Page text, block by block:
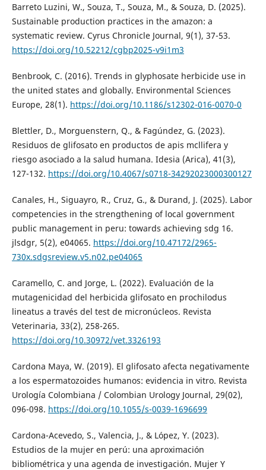
Barreto Luzini, W., Souza, T., Souza, M., & Souza, D. (2025).
Sustainable production practices in the amazon: a
systematic review. Cyrus Chronicle Journal, 9(1), 37-53.
https://doi.org/10.52212/cgbp2025-v9i1m3
Benbrook, C. (2016). Trends in glyphosate herbicide use in
the united states and globally. Environmental Sciences
Europe, 28(1). https://doi.org/10.1186/s12302-016-0070-0
Blettler, D., Morguenstern, Q., & Fagúndez, G. (2023).
Residuos de glifosato en productos de apis mcllifera y
riesgo asociado a la salud humana. Idesia (Arica), 41(3),
127-132. https://doi.org/10.4067/s0718-34292023000300127
Canales, H., Siguayro, R., Cruz, G., & Durand, J. (2025). Labor
competencies in the strengthening of local government
public management in peru: towards achieving sdg 16.
jlsdgr, 5(2), e04065. https://doi.org/10.47172/2965-
730x.sdgsreview.v5.n02.pe04065
Caramello, C. and Jorge, L. (2022). Evaluación de la
mutagenicidad del herbicida glifosato en prochilodus
lineatus a través del test de micronúcleos. Revista
Veterinaria, 33(2), 258-265.
https://doi.org/10.30972/vet.3326193
Cardona Maya, W. (2019). El glifosato afecta negativamente
a los espermatozoides humanos: evidencia in vitro. Revista
Urología Colombiana / Colombian Urology Journal, 29(02),
096-098. https://doi.org/10.1055/s-0039-1696699
Cardona-Acevedo, S., Valencia, J., & López, Y. (2023).
Estudios de la mujer en perú: una aproximación
bibliométrica y una agenda de investigación. Mujer Y